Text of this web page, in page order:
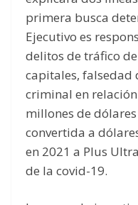
primera busca
Ejecutivo es
delitos de tráfico
capitales, falsedad
criminal en
millones de
convertida a
en 2021 a Plus
de la covid-19.